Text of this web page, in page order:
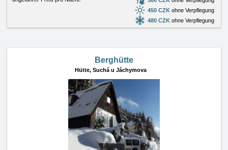
450 CZK ohne Verpflegung
480 CZK ohne Verpflegung
Berghütte
Hütte, Suchá u Jáchymova